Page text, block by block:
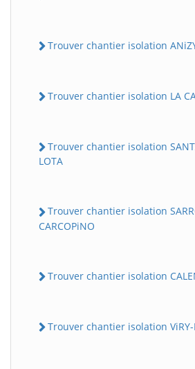
Trouver chantier isolation
Trouver chantier isolation LA
Trouver chantier isolation
LOTA
Trouver chantier isolation
CARCOPiNO
Trouver chantier isolation
Trouver chantier isolation ViRY-